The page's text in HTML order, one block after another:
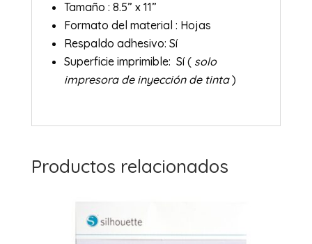
Tamaño : 8.5” x 11”
Formato del material : Hojas
Respaldo adhesivo: Sí
Superficie imprimible: Sí ( solo
impresora de inyección de tinta)
Productos relacionados